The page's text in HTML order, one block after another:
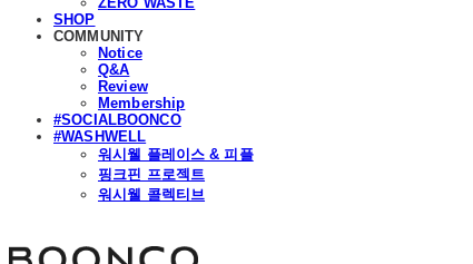
SHOP
COMMUNITY
Notice
Q&A
Review
Membership
#SOCIALBOONCO
#WASHWELL
워시웰 플레이스 & 피플
핑크핀 프로젝트
워시웰 콜렉티브